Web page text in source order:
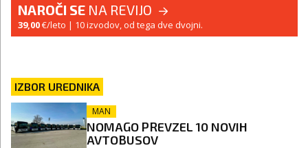
NAROČI SE NA REVIJO
39,00€/leto | 10 izvodov, od tega dve dvojni.
IZBOR UREDNIKA
MAN
NOMAGO PREVZEL 10 NOVIH
AVTOBUSOV